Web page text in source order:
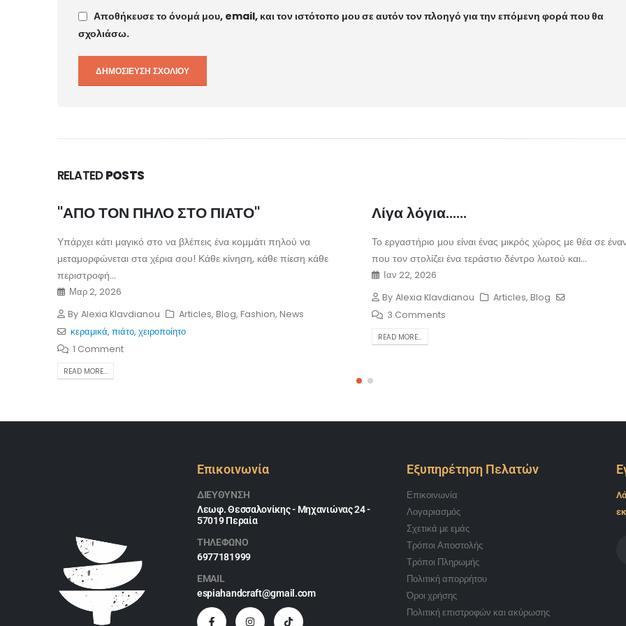
Αποθήκευσε το όνομά μου, email, και τον ιστότοπο μου σε αυτόν τον πλοηγό για την επόμενη φορά που θα
σχολιάσω.
RELATED POSTS
''ΑΠΟ ΤΟΝ ΠΗΛΟ ΣΤΟ ΠΙΑΤΟ''
Υπάρχει κάτι μαγικό στο να βλέπεις ένα κομμάτι πηλού να
μεταμορφώνεται στα χέρια σου! Κάθε κίνηση, κάθε πίεση κάθε
περιστροφή...
Μαρ 2, 2026
By Alexia Klavdianou Articles, Blog, Fashion, News
κεραμικά, πιάτο, χειροποίητο
1 Comment
READ MORE...
Λίγα λόγια......
Το εργαστήριο μου είναι ένας μικρός χώρος με θέα σε
που τον στολίζει ένα τεράστιο δέντρο λωτού και...
Ιαν 22, 2026
By Alexia Klavdianou Articles, Blog
3 Comments
READ MORE...
Επικοινωνία
ΔΙΕΎΘΥΝΣΗ
Λεωφ. Θεσσαλονίκης - Μηχανιώνας 24 -
57019 Περαία
ΤΗΛΕΦΩΝΟ
6977181999
EMAIL
espiahandcraft@gmail.com
Εξυπηρέτηση Πελατών
Επικοινωνία
Λογαριασμός
Σχετικά με εμάς
Τρόποι Αποστολής
Τρόποι Πληρωμής
Πολιτική απορρήτου
Όροι χρήσης
Πολιτική επιστροφών και ακύρωσης